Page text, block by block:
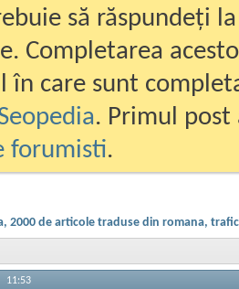
să răspundeți
Completarea
în care sunt
. Primul
forumisti.
2000 de articole traduse din romana,
11:53